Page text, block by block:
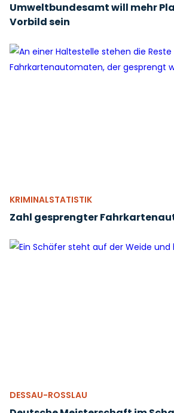
Umweltbundesamt will mehr
Vorbild sein
KRIMINALSTATISTIK
Zahl gesprengter
DESSAU-ROSSLAU